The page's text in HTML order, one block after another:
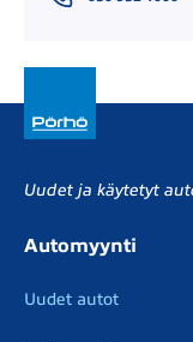
Uudet ja käytetyt
Automyynti
Uudet autot